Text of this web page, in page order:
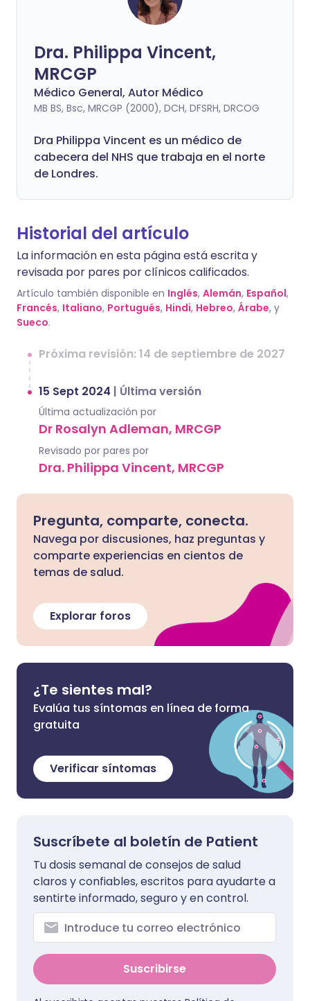
Dra. Philippa Vincent,
MRCGP
Médico General, Autor Médico
MB BS, Bsc, MRCGP (2000), DCH, DFSRH, DRCOG
Dra Philippa Vincent es un médico de
cabecera del NHS que trabaja en el norte
de Londres.
Historial del artículo
La información en esta página está escrita y
revisada por pares por clínicos calificados.
Artículo también disponible en Inglés, Alemán, Español,
Francés, Italiano, Portugués, Hindi, Hebreo, Árabe, y
Sueco.
Próxima revisión: 14 de septiembre de 2027
15 Sept 2024 | Última versión
Última actualización por
Dr Rosalyn Adleman, MRCGP
Revisado por pares por
Dra. Philippa Vincent, MRCGP
Pregunta, comparte, conecta.
Navega por discusiones, haz preguntas y
comparte experiencias en cientos de
temas de salud.
Explorar foros
¿Te sientes mal?
Evalúa tus síntomas en línea de forma
gratuita
Verificar síntomas
Suscríbete al boletín de Patient
Tu dosis semanal de consejos de salud
claros y confiables, escritos para ayudarte a
sentirte informado, seguro y en control.
Suscribirse